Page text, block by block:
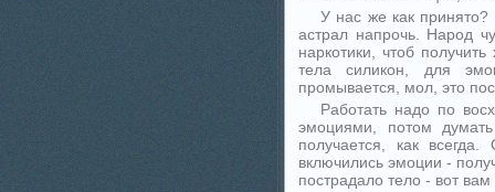
У нас же как
астрал напрочь. Народ
наркотики, чтоб
тела силикон, для
промывается, мол, это
Работать надо по
эмоциями, потом
получается, как
включились эмоции -
пострадало тело - вот